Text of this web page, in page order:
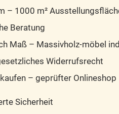
– 1000 m²
Beratung
Maß – Massivholz-möbel
Widerrufsrecht
– geprüfter Onlineshop
Sicherheit